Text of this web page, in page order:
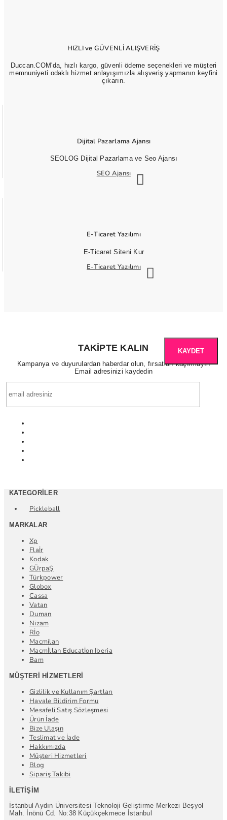
HIZLI ve GÜVENLİ ALIŞVERİŞ
Duccan.COM'da, hızlı kargo, güvenli ödeme seçenekleri ve müşteri
memnuniyeti odaklı hizmet anlayışımızla alışveriş yapmanın keyfini
çıkarın.
Dijital Pazarlama Ajansı
SEOLOG Dijital Pazarlama ve Seo Ajansı
SEO Ajansı
E-Ticaret Yazılımı
E-Ticaret Siteni Kur
E-Ticaret Yazılımı
TAKIPTE KALIN
Kampanya ve duyurulardan haberdar olun, fırsatları kaçırmayın
Email adresinizi kaydedin
KAYDET
KATEGORILER
Pickleball
MARKALAR
Xp
Flaİr
Kodak
GÜrpaŞ
Türkpower
Globox
Cassa
Vatan
Duman
Nizam
Rİo
Macmilan
Macmİllan Educatİon Iberia
Bam
MÜŞTERI HIZMETLERI
Gizlilik ve Kullanım Şartları
Havale Bildirim Formu
Mesafeli Satış Sözleşmesi
Ürün İade
Bize Ulaşın
Teslimat ve İade
Hakkımızda
Müşteri Hizmetleri
Blog
Sipariş Takibi
İLETIŞIM
İstanbul Aydın Üniversitesi Teknoloji Geliştirme Merkezi Beşyol
Mah. İnönü Cd. No:38 Küçükçekmece İstanbul